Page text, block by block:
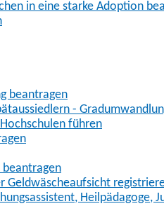
in eine starke Adoption
beantragen
-
führen
beantragen
Geldwäscheaufsicht
Heilpädagoge,